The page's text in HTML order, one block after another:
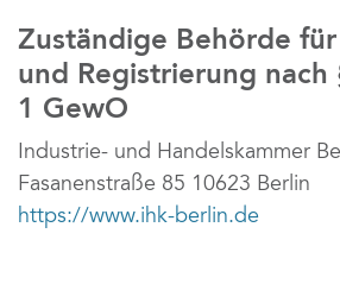
Zuständige Behörde
und Registrierung nach
1 GewO
Industrie- und Handelskammer
Fasanenstraße 85 10623 Berlin
https://www.ihk-berlin.de